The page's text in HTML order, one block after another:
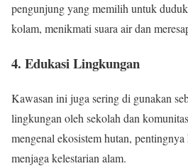
pengunjung yang memilih untuk
kolam, menikmati suara air dan
4. Edukasi Lingkungan
Kawasan ini juga sering di gunakan
lingkungan oleh sekolah dan
mengenal ekosistem hutan,
menjaga kelestarian alam.